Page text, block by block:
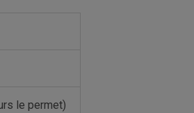
le permet)